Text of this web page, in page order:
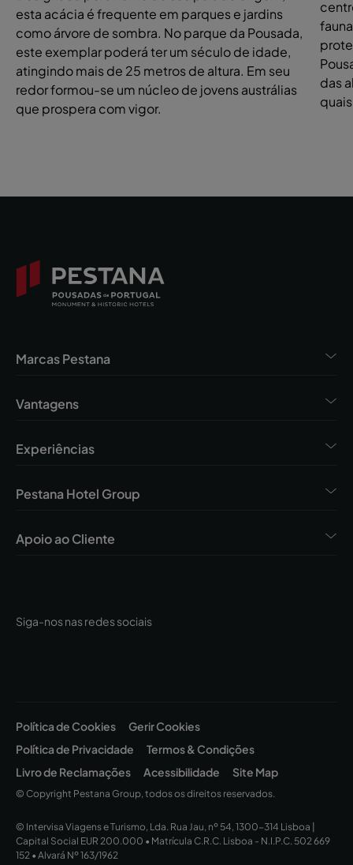
esta acácia é frequente em parques e jardins
como árvore de sombra. No parque da Pousada,
este exemplar poderá ter um século de idade,
atingindo mais de 25 metros de altura. Em seu
redor formou-se um núcleo de jovens austrálias
que prospera com vigor.
das
Siga-nos nas redes sociais
Marcas Pestana
Vantagens
Experiências
Pestana Hotel Group
Apoio ao Cliente
Política de Cookies
Gerir Cookies
Política de Privacidade
Termos & Condições
Livro de Reclamações
Acessibilidade Site Map
© Copyright Pestana Group, todos os direitos reservados.
© Intervisa Viagens e Turismo, Lda. Rua Jau, nº 54, 1300-314 Lisboa |
Capital Social EUR 200.000 • Matrícula C.R.C. Lisboa - N.I.P.C. 502 669
152 • Alvará Nº 163/1962